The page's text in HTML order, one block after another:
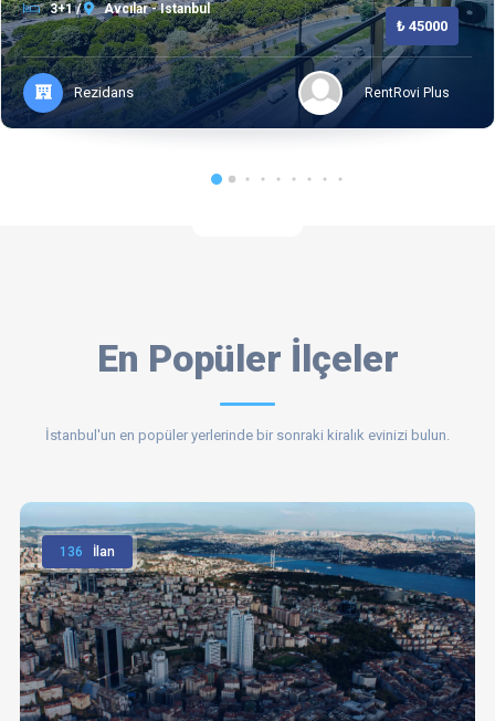
3+1 / Avcılar - Istanbul
₺ 45000
Rezidans RentRovi Plus
En Popüler İlçeler
İstanbul'un en popüler yerlerinde bir sonraki kiralık evinizi bulun.
136 İlan